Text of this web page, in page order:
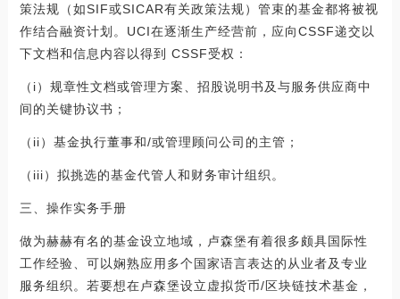
策法规（如SIF或SICAR有关政策法规）管束的基金都将被视
作结合融资计划。UCI在逐渐生产经营前，应向CSSF递交以
下文档和信息内容以得到 CSSF受权：
（i）规章性文档或管理方案、招股说明书及与服务供应商中
间的关键协议书；
（ii）基金执行董事和/或管理顾问公司的主管；
（iii）拟挑选的基金代管人和财务审计组织。
三、操作实务手册
做为赫赫有名的基金设立地域，卢森堡有着很多颇具国际性
工作经验、可以娴熟应用多个国家语言表达的从业者及专业
服务组织。若要想在卢森堡设立虚拟货币/区块链技术基金，